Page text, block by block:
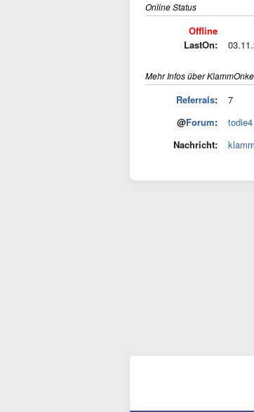
Online Status
Offline
LastOn:
Mehr Infos über
Referrals:
7
@Forum: todie4
Nachricht: